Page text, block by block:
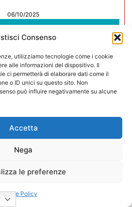
Consenso
utilizziamo tecnologie come i cookie
alle informazioni del dispositivo. Il
ci permetterà di elaborare dati come il
o ID unici su questo sito. Non
può influire negativamente su alcune
Accetta
Nega
le preferenze
Policy
06/10/2025
News – Leggi il